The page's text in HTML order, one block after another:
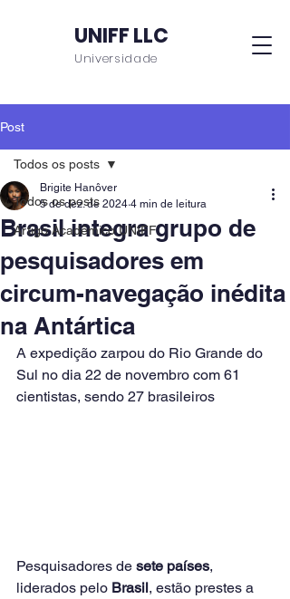
UNIFF LLC
Universidade
Post
Todos os posts
Artigo Acadêmico UNIFF
Todos os posts
Brasil integra grupo de
pesquisadores em
circum-navegação inédita
na Antártica
Brigite Hanôver
5 de dez. de 2024 4 min de leitura
A expedição zarpou do Rio Grande do
Sul no dia 22 de novembro com 61
cientistas, sendo 27 brasileiros
Pesquisadores de sete países,
liderados pelo Brasil, estão prestes a